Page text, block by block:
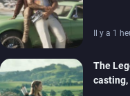
Il y a 1
The
casting,